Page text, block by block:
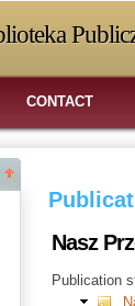
CONTACT
Nasz
Publication